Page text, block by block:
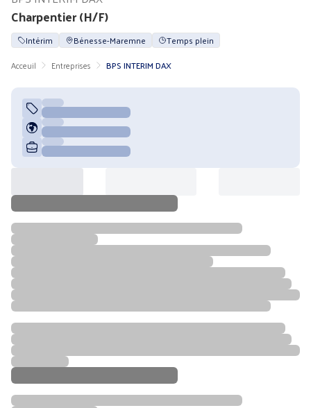
Charpentier (H/F)
Intérim Bénesse-Maremne
Temps plein
Acceuil
Entreprises BPS INTERIM DAX